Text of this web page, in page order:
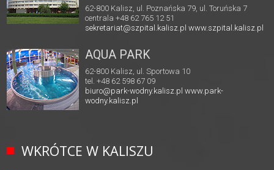
62-800 Kalisz, ul. Poznańska 79, ul. Toruńska 7
centrala +48 62 765 12 51
sekretariat@szpital.kalisz.pl www.szpital.kalisz.pl
AQUA PARK
62-800 Kalisz, ul. Sportowa 10
tel. +48 62 598 67 09
biuro@park-wodny.kalisz.pl www.park-
wodny.kalisz.pl
WKRÓTCE W KALISZU